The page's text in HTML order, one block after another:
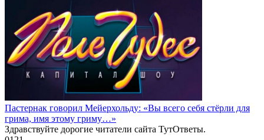
Пастернак говорил Мейерхольду: «Вы всего себя стёрли для
грима, имя этому гриму…»
Здравствуйте дорогие читатели сайта ТутОтветы.